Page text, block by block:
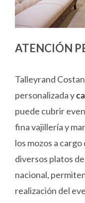
ATENCIÓN
Talleyrand
personalizada y
puede cubrir
fina vajillería y
los mozos a
diversos platos
nacional,
realización del